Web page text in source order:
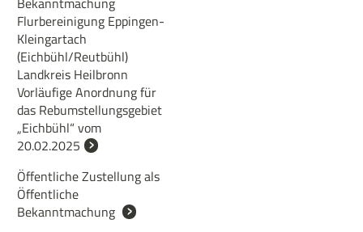
Flurbereinigung Eppingen-
Kleingartach
(Eichbühl/Reutbühl)
Landkreis Heilbronn
Vorläufige Anordnung für
das Rebumstellungsgebiet
„Eichbühl“ vom
20.02.2025
Öffentliche Zustellung als
Öffentliche
Bekanntmachung